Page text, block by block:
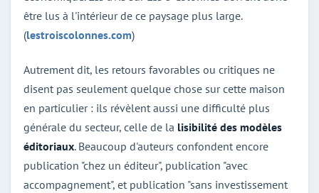
être lus à l'intérieur de ce paysage plus large.
(lestroiscolonnes.com)
Autrement dit, les retours favorables ou critiques ne
disent pas seulement quelque chose sur cette maison
en particulier : ils révèlent aussi une difficulté plus
générale du secteur, celle de la lisibilité des modèles
éditoriaux. Beaucoup d'auteurs confondent encore
publication "chez un éditeur", publication "avec
accompagnement", et publication "sans investissement